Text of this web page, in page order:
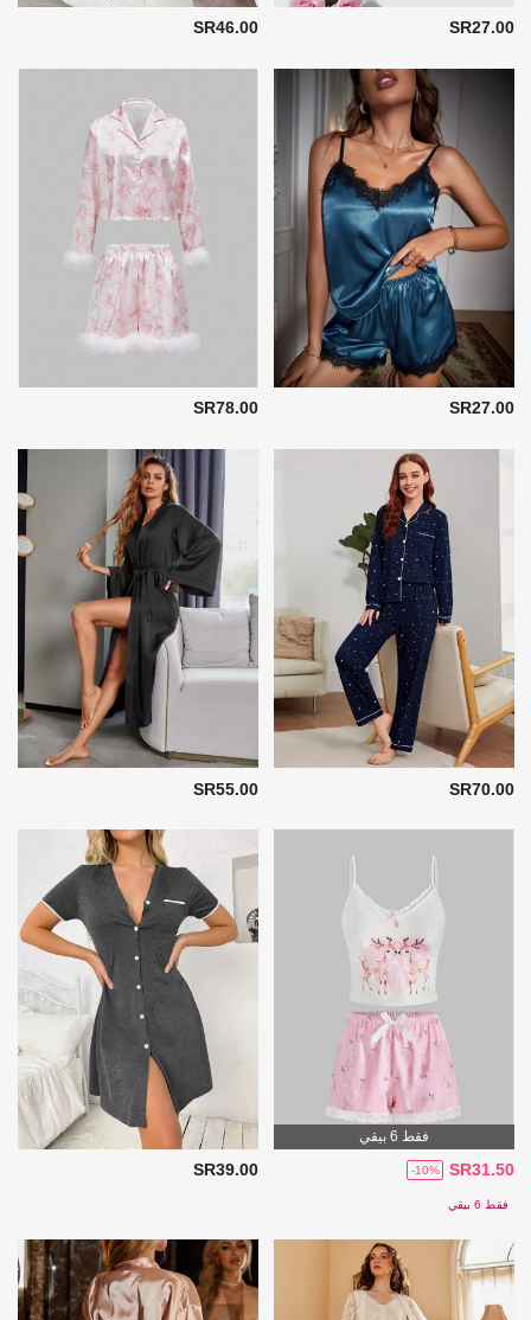
SR27.00
SR46.00
SR27.00
SR78.00
SR70.00
SR55.00
فقط 6 بيقي
SR31.50
-10%
فقط 6 بيقي
SR39.00